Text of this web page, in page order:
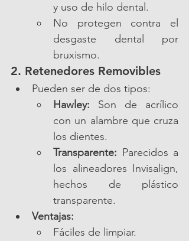
y uso de hilo dental.
No protegen contra el
desgaste dental por
bruxismo.
2. Retenedores Removibles
Pueden ser de dos tipos:
Hawley: Son de acrílico
con un alambre que cruza
los dientes.
Transparente: Parecidos a
los alineadores Invisalign,
hechos de plástico
transparente.
Ventajas:
Fáciles de limpiar.